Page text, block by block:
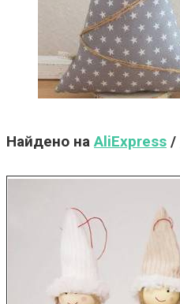
Найдено наAliExpress /